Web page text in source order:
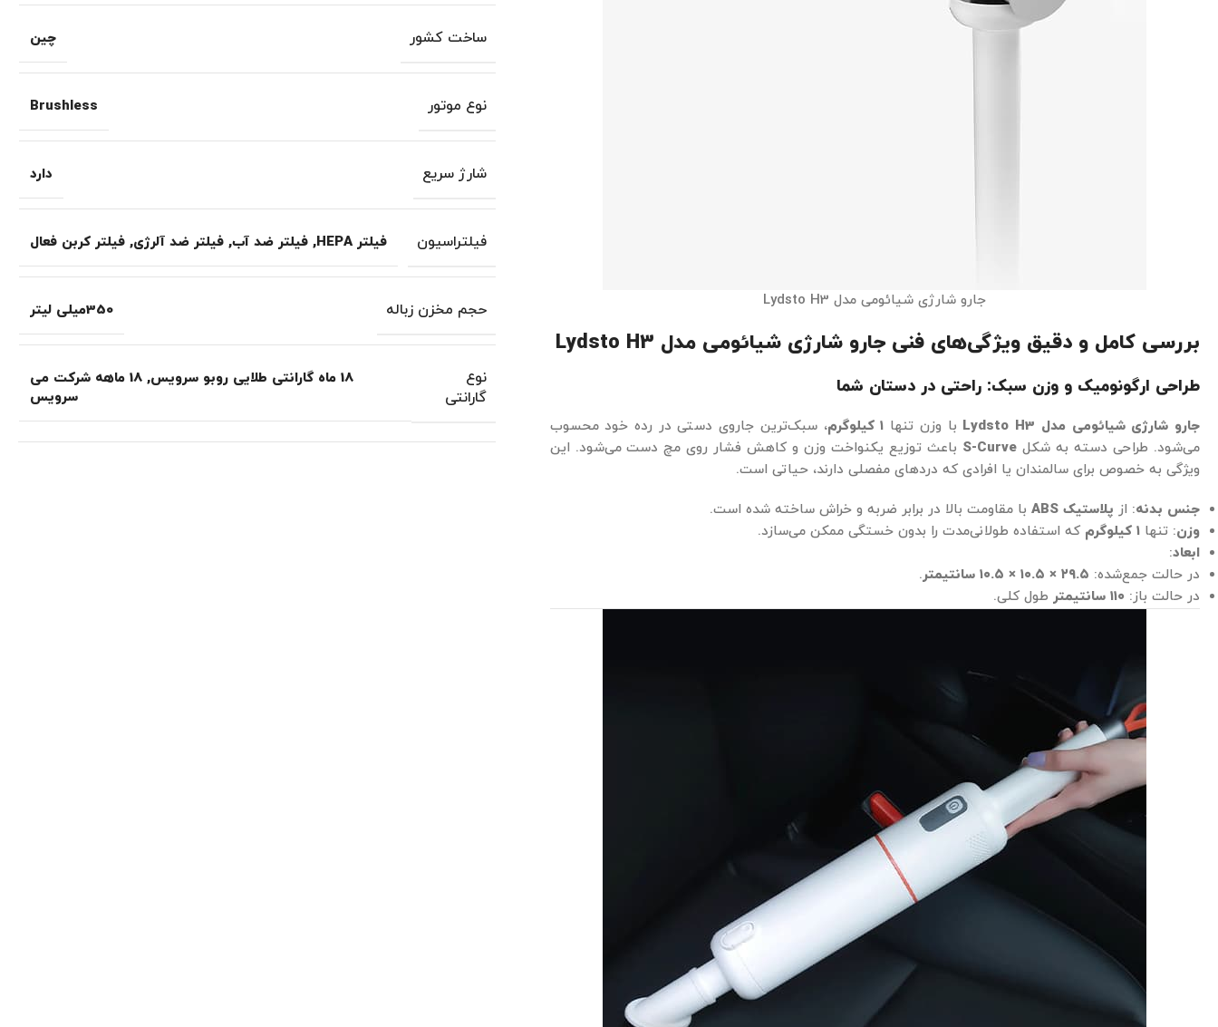
جارو شارژی شیائومی مدل Lydsto H3
بررسی کامل و دقیق ویژگی‌های فنی جارو شارژی شیائومی مدل Lydsto H3
طراحی ارگونومیک و وزن سبک: راحتی در دستان شما
جارو شارژی شیائومی مدل Lydsto H3 با وزن تنها ۱ کیلوگرم
، سبک‌ترین جاروی دستی در رده خود محسوب
می‌شود. طراحی دسته به شکل S-Curve باعث توزیع یکنواخت وزن و کاهش فشار روی مچ دست می‌شود. این
ویژگی به خصوص برای سالمندان یا افرادی که دردهای مفصلی دارند، حیاتی است.
جنس بدنه: از پلاستیک ABS
با مقاومت بالا در برابر ضربه و خراش ساخته شده است.
وزن: تنها ۱ کیلوگرم
که استفاده طولانی‌مدت را بدون خستگی ممکن می‌سازد.
ابعاد:
در حالت جمع‌شده: ۲۹.۵ × ۱۰.۵ × ۱۰.۵ سانتیمتر
.
در حالت باز: ۱۱۰ سانتیمتر طول کلی.
ساخت کشور چین
نوع موتور Brushless
شارژ سریع دارد
فیلتراسیون فیلتر HEPA ,فیلتر ضد آب,فیلتر ضد آلرژی,فیلتر کربن فعال
حجم مخزن زباله 350میلی لیتر
نوع
گارانتی
18 ماه گارانتی طلایی روبو سرویس ,
18 ماهه شرکت می
سرویس